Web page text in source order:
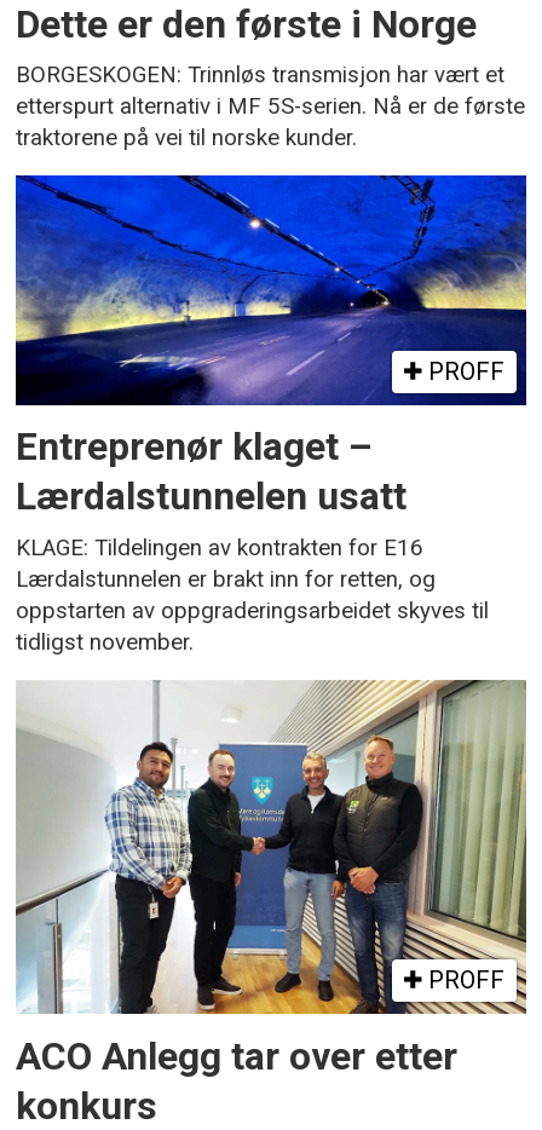
Dette er den første i Norge
BORGESKOGEN: Trinnløs transmisjon har vært et
etterspurt alternativ i MF 5S-serien. Nå er de første
traktorene på vei til norske kunder.
PROFF
Entreprenør klaget –
Lærdalstunnelen usatt
KLAGE: Tildelingen av kontrakten for E16
Lærdalstunnelen er brakt inn for retten, og
oppstarten av oppgraderingsarbeidet skyves til
tidligst november.
PROFF
ACO Anlegg tar over etter
konkurs